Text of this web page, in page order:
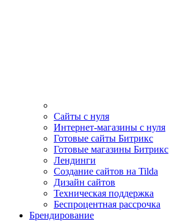
Сайты с нуля
Интернет-магазины с нуля
Готовые сайты Битрикс
Готовые магазины Битрикс
Лендинги
Создание сайтов на Tilda
Дизайн сайтов
Техническая поддержка
Беспроцентная рассрочка
Брендирование